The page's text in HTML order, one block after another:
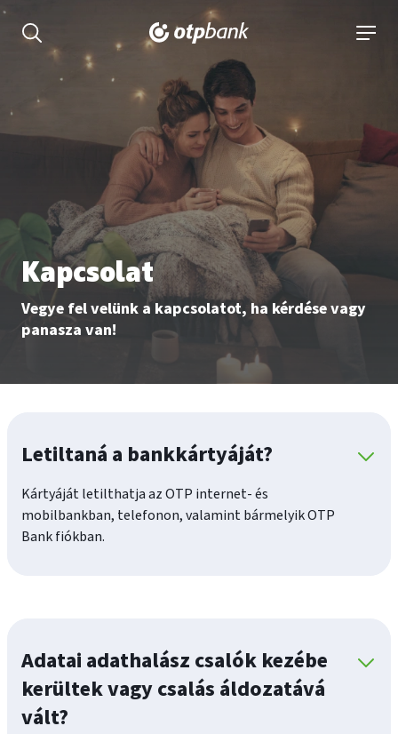
Keresés kinyitása
Kapcsolat
Vegye fel velünk a kapcsolatot, ha kérdése vagy
panasza van!
Letiltaná a bankkártyáját?
Kártyáját letilthatja az OTP internet- és
mobilbankban, telefonon, valamint bármelyik OTP
Bank fiókban.
Adatai adathalász csalók kezébe
kerültek vagy csalás áldozatává
vált?